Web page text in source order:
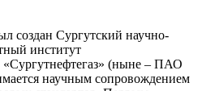
создан Сургутский научно-
институт
(ныне – ПАО
научным сопровождением